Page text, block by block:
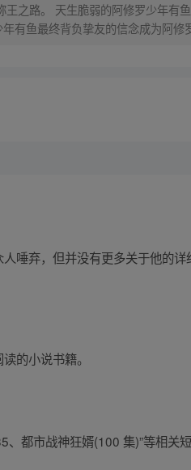
之路。 天生脆弱的阿修罗少年有
有鱼最终背负挚友的信念成为阿
唾弃，但并没有更多关于他的
的小说书籍。
都市战神狂婿(100 集)”等相关